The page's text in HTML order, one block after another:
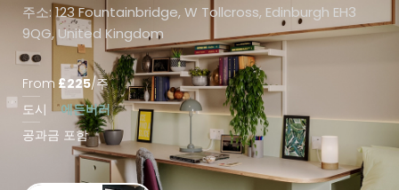
주소: 123 Fountainbridge, W Tollcross, Edinburgh EH3
9QG, United Kingdom
From £225/주
도시
에든버러
공과금 포함